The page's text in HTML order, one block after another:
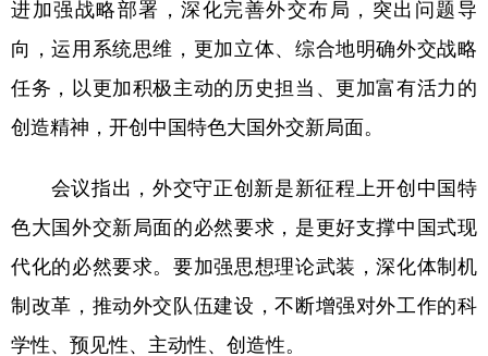
进加强战略部署，深化完善外交布局，突出问题导
向，运用系统思维，更加立体、综合地明确外交战略
任务，以更加积极主动的历史担当、更加富有活力的
创造精神，开创中国特色大国外交新局面。
会议指出，外交守正创新是新征程上开创中国特
色大国外交新局面的必然要求，是更好支撑中国式现
代化的必然要求。要加强思想理论武装，深化体制机
制改革，推动外交队伍建设，不断增强对外工作的科
学性、预见性、主动性、创造性。